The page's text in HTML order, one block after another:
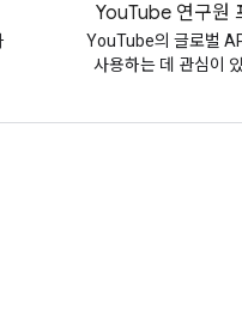
YouTube 연구원
YouTube의 글로벌
사용하는 데 관심이